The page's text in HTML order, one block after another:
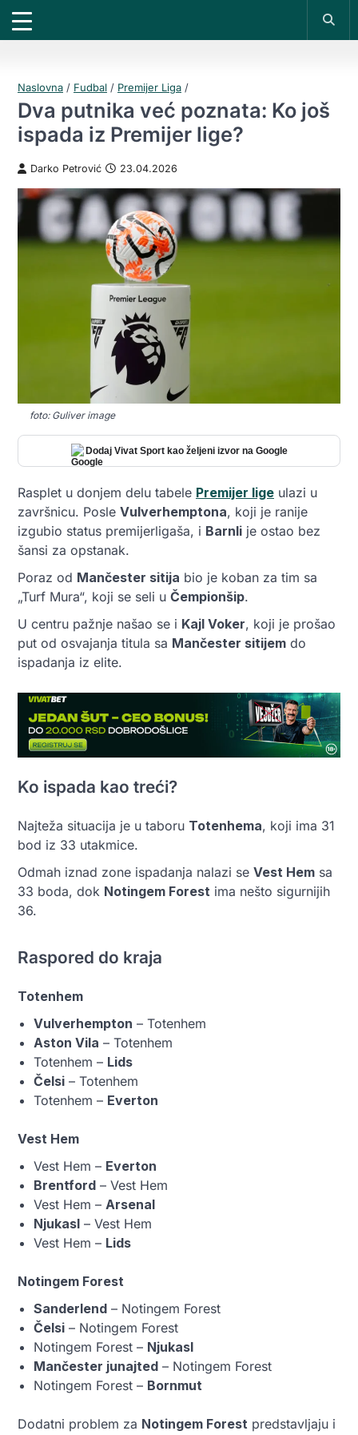
Naslovna / Fudbal / Premijer Liga /
Dva putnika već poznata: Ko još
ispada iz Premijer lige?
Darko Petrović 23.04.2026
foto: Guliver image
Dodaj Vivat Sport kao željeni izvor na Google
Rasplet u donjem delu tabele Premijer lige ulazi u
završnicu. Posle Vulverhemptona, koji je ranije
izgubio status premijerligaša, i Barnli je ostao bez
šansi za opstanak.
Poraz od Mančester sitija bio je koban za tim sa
„Turf Mura“, koji se seli u Čempionšip.
U centru pažnje našao se i Kajl Voker, koji je prošao
put od osvajanja titula sa Mančester sitijem do
ispadanja iz elite.
Ko ispada kao treći?
Najteža situacija je u taboru Totenhema, koji ima 31
bod iz 33 utakmice.
Odmah iznad zone ispadanja nalazi se Vest Hem sa
33 boda, dok Notingem Forest ima nešto sigurnijih
36.
Raspored do kraja
Totenhem
Vulverhempton – Totenhem
Aston Vila – Totenhem
Totenhem – Lids
Čelsi – Totenhem
Totenhem – Everton
Vest Hem
Vest Hem – Everton
Brentford – Vest Hem
Vest Hem – Arsenal
Njukasl – Vest Hem
Vest Hem – Lids
Notingem Forest
Sanderlend – Notingem Forest
Čelsi – Notingem Forest
Notingem Forest – Njukasl
Mančester junajted – Notingem Forest
Notingem Forest – Bornmut
Dodatni problem za Notingem Forest predstavljaju i